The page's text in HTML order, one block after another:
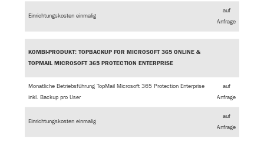
Einrichtungskosten einmalig
auf
Anfrage
KOMBI-PRODUKT: TOPBACKUP FOR MICROSOFT 365 ONLINE &
TOPMAIL MICROSOFT 365 PROTECTION ENTERPRISE
Monatliche Betriebsführung TopMail Microsoft 365 Protection Enterprise
inkl. Backup pro User
auf
Anfrage
Einrichtungskosten einmalig
auf
Anfrage